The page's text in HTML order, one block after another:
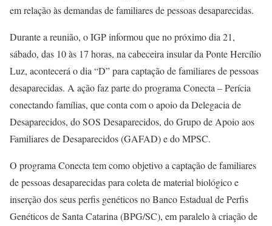
em relação às demandas de familiares de pessoas desaparecidas.
Durante a reunião, o IGP informou que no próximo dia 21,
sábado, das 10 às 17 horas, na cabeceira insular da Ponte Hercílio
Luz, acontecerá o dia “D” para captação de familiares de pessoas
desaparecidas. A ação faz parte do programa Conecta – Perícia
conectando famílias, que conta com o apoio da Delegacia de
Desaparecidos, do SOS Desaparecidos, do Grupo de Apoio aos
Familiares de Desaparecidos (GAFAD) e do MPSC.
O programa Conecta tem como objetivo a captação de familiares
de pessoas desaparecidas para coleta de material biológico e
inserção dos seus perfis genéticos no Banco Estadual de Perfis
Genéticos de Santa Catarina (BPG/SC), em paralelo à criação de